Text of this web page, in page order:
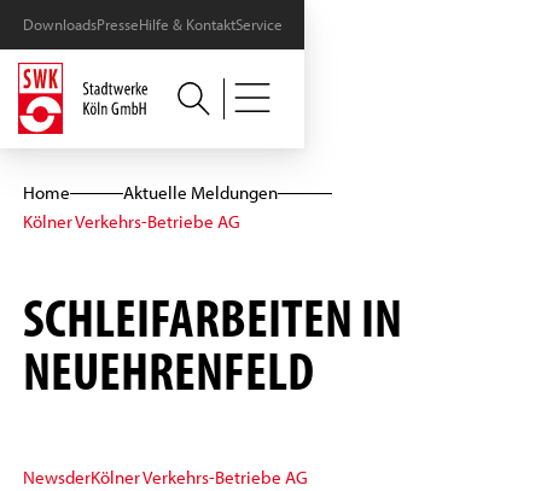
DownloadsPresseHilfe & KontaktService
Home
Aktuelle Meldungen
Kölner Verkehrs-Betriebe AG
SCHLEIFARBEITEN IN
NEUEHRENFELD
NewsderKölner Verkehrs-Betriebe AG